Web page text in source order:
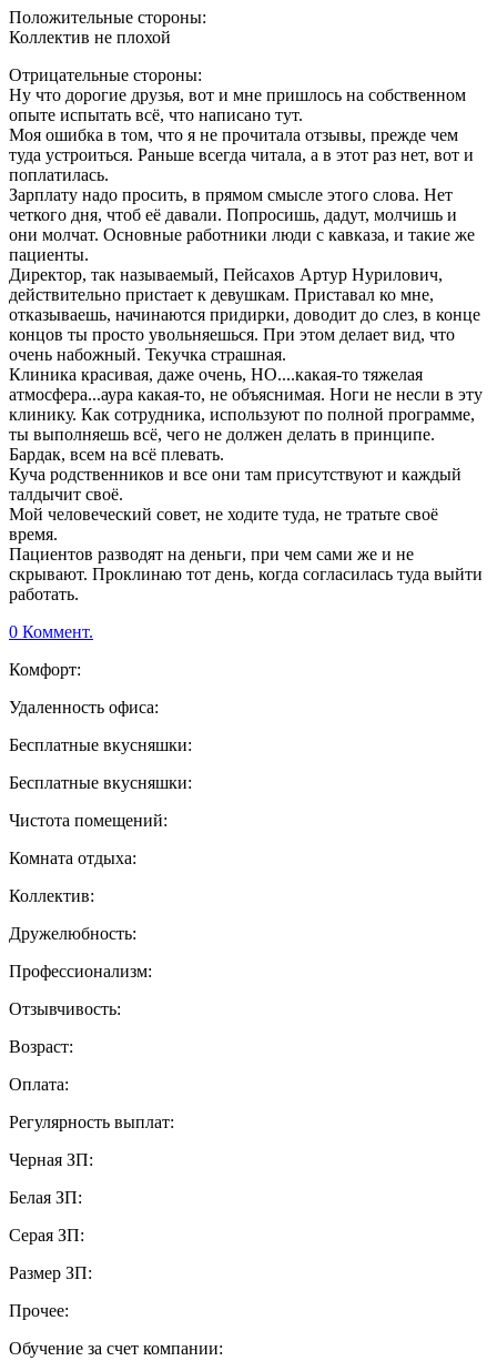
Положительные стороны:
Коллектив не плохой
Отрицательные стороны:
Ну что дорогие друзья, вот и мне пришлось на собственном
опыте испытать всё, что написано тут.
Моя ошибка в том, что я не прочитала отзывы, прежде чем
туда устроиться. Раньше всегда читала, а в этот раз нет, вот и
поплатилась.
Зарплату надо просить, в прямом смысле этого слова. Нет
четкого дня, чтоб её давали. Попросишь, дадут, молчишь и
они молчат. Основные работники люди с кавказа, и такие же
пациенты.
Директор, так называемый, Пейсахов Артур Нурилович,
действительно пристает к девушкам. Приставал ко мне,
отказываешь, начинаются придирки, доводит до слез, в конце
концов ты просто увольняешься. При этом делает вид, что
очень набожный. Текучка страшная.
Клиника красивая, даже очень, НО....какая-то тяжелая
атмосфера...аура какая-то, не объяснимая. Ноги не несли в эту
клинику. Как сотрудника, используют по полной программе,
ты выполняешь всё, чего не должен делать в принципе.
Бардак, всем на всё плевать.
Куча родственников и все они там присутствуют и каждый
талдычит своё.
Мой человеческий совет, не ходите туда, не тратьте своё
время.
Пациентов разводят на деньги, при чем сами же и не
скрывают. Проклинаю тот день, когда согласилась туда выйти
работать.
0 Коммент.
Комфорт:
Удаленность офиса:
Бесплатные вкусняшки:
Бесплатные вкусняшки:
Чистота помещений:
Комната отдыха:
Коллектив:
Дружелюбность:
Профессионализм:
Отзывчивость:
Возраст:
Оплата:
Регулярность выплат:
Черная ЗП:
Белая ЗП:
Серая ЗП:
Размер ЗП:
Прочее:
Обучение за счет компании: